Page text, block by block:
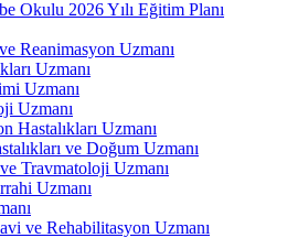
Okulu 2026 Yılı Eğitim Planı
Reanimasyon Uzmanı
Uzmanı
Uzmanı
Uzmanı
Hastalıkları Uzmanı
ve Doğum Uzmanı
Travmatoloji Uzmanı
Uzmanı
ve Rehabilitasyon Uzmanı